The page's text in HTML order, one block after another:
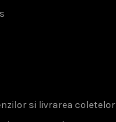
si livrarea coletelor